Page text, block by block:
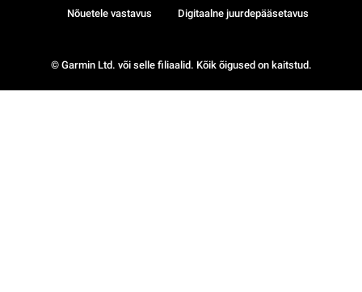
© Garmin Ltd. või selle filiaalid. Kõik õigused on kaitstud.
Nõuetele vastavus Digitaalne juurdepääsetavus